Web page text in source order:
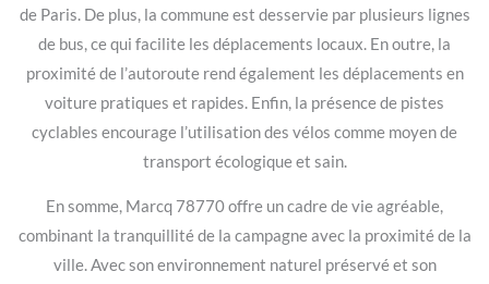
de Paris. De plus, la commune est desservie par plusieurs lignes
de bus, ce qui facilite les déplacements locaux. En outre, la
proximité de l’autoroute rend également les déplacements en
voiture pratiques et rapides. Enfin, la présence de pistes
cyclables encourage l’utilisation des vélos comme moyen de
transport écologique et sain.
En somme, Marcq 78770 offre un cadre de vie agréable,
combinant la tranquillité de la campagne avec la proximité de la
ville. Avec son environnement naturel préservé et son